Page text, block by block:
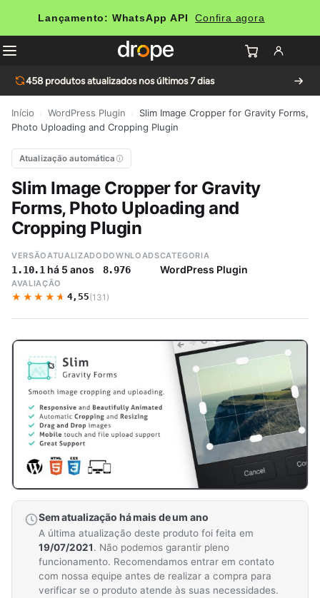
Lançamento: WhatsApp API Confira agora
458 produtos atualizados nos últimos 7 dias
Início WordPress Plugin
Slim Image Cropper for Gravity Forms,
Photo Uploading and Cropping Plugin
Atualização automática
Slim Image Cropper for Gravity
Forms, Photo Uploading and
Cropping Plugin
VERSÃO
1.10.1
ATUALIZADO
há 5 anos
DOWNLOADS
8.976
CATEGORIA
WordPress Plugin
AVALIAÇÃO
★★★★★
★★★★★ 4,55(131)
Sem atualização há mais de um ano
A última atualização deste produto foi feita em
19/07/2021. Não podemos garantir pleno
funcionamento. Recomendamos entrar em contato
com nossa equipe antes de realizar a compra para
verificar se o produto atende às suas necessidades.